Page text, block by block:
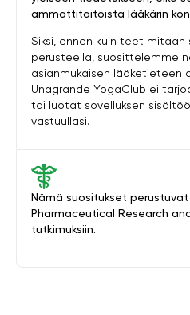
Nämä suositukset
Pharmaceutical Research
tutkimuksiin.
ammattitaitoista lääkärin
Siksi, ennen kuin teet mitään
perusteella, suosittelemme
asianmukaisen lääketieteen
Unagrande YogaClub ei
tai luotat sovelluksen
vastuullasi.